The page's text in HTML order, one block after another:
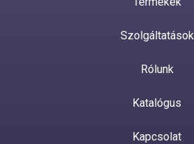
Szolgáltatások
Rólunk
Katalógus
Kapcsolat